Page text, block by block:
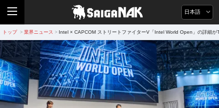
日本語
トップ > 業界ニュース > Intel × CAPCOM ストリートファイターV「Intel World Open」の詳細